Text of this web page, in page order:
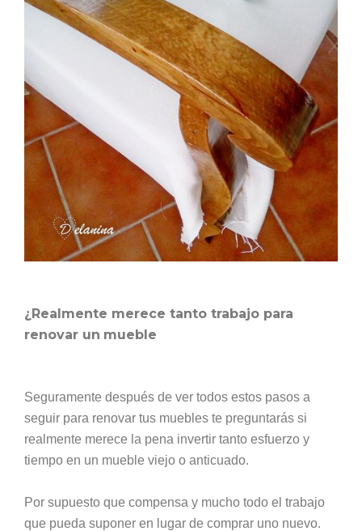
¿Realmente merece tanto trabajo para
renovar un mueble
Seguramente después de ver todos estos pasos a
seguir para renovar tus muebles te preguntarás si
realmente merece la pena invertir tanto esfuerzo y
tiempo en un mueble viejo o anticuado.
Por supuesto que compensa y mucho todo el trabajo
que pueda suponer en lugar de comprar uno nuevo.